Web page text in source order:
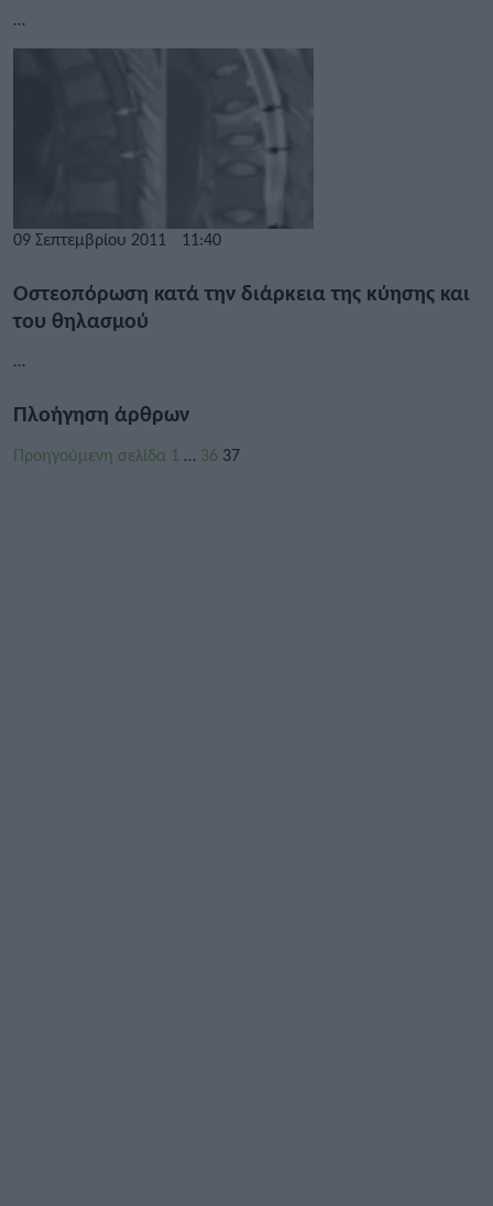
…
09 Σεπτεμβρίου 2011 11:40
Oστεοπόρωση κατά την διάρκεια της κύησης και
του θηλασμού
…
Πλοήγηση άρθρων
Προηγούμενη σελίδα 1 … 36 37